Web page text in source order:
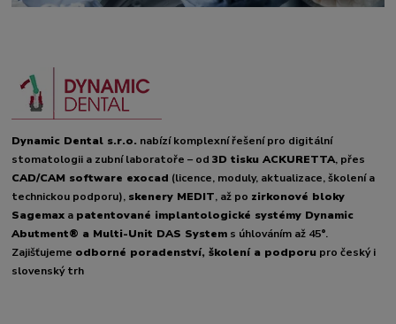
Dynamic Dental s.r.o. nabízí komplexní řešení pro digitální
stomatologii a zubní laboratoře – od3D tisku ACKURETTA, přes
CAD/CAM software exocad (licence, moduly, aktualizace, školení a
technickou podporu), skenery MEDIT, až po zirkonové bloky
Sagemax a patentované implantologické systémy Dynamic
Abutment® a Multi-Unit DAS System s úhlováním až 45°.
Zajišťujeme odborné poradenství, školení a podporu pro český i
slovenský trh